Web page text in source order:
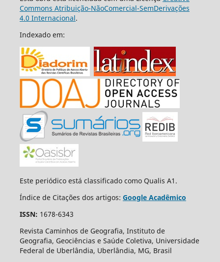
Commons Atribuição-NãoComercial-SemDerivações
4.0 Internacional.
Indexado em:
Este periódico está classificado como Qualis A1.
Índice de Citações dos artigos: Google Acadêmico
ISSN: 1678-6343
Revista Caminhos de Geografia, Instituto de
Geografia, Geociências e Saúde Coletiva, Universidade
Federal de Uberlândia, Uberlândia, MG, Brasil